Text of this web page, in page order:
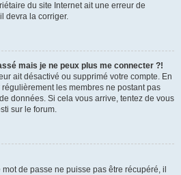
du site Internet ait une erreur de
devra la corriger.
mais je ne peux plus me connecter ?!
ait désactivé ou supprimé votre compte. En
les membres ne postant pas
données. Si cela vous arrive, tentez de vous
sur le forum.
de passe ne puisse pas être récupéré, il